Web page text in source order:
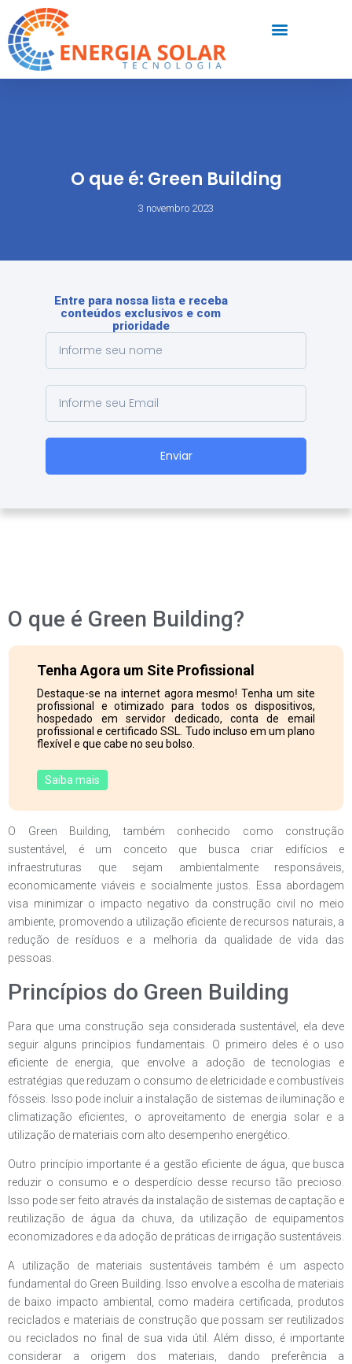
O que é: Green Building
3 novembro 2023
Enviar
Entre para nossa lista e receba
conteúdos exclusivos e com
prioridade
O que é Green Building?
Tenha Agora um Site Profissional
Destaque-se na internet agora mesmo! Tenha um site
profissional e otimizado para todos os dispositivos,
hospedado em servidor dedicado, conta de email
profissional e certificado SSL. Tudo incluso em um plano
flexível e que cabe no seu bolso.
Saiba mais
O Green Building, também conhecido como construção
sustentável, é um conceito que busca criar edifícios e
infraestruturas que sejam ambientalmente responsáveis,
economicamente viáveis e socialmente justos. Essa abordagem
visa minimizar o impacto negativo da construção civil no meio
ambiente, promovendo a utilização eficiente de recursos naturais, a
redução de resíduos e a melhoria da qualidade de vida das
pessoas.
Princípios do Green Building
Para que uma construção seja considerada sustentável, ela deve
seguir alguns princípios fundamentais. O primeiro deles é o uso
eficiente de energia, que envolve a adoção de tecnologias e
estratégias que reduzam o consumo de eletricidade e combustíveis
fósseis. Isso pode incluir a instalação de sistemas de iluminação e
climatização eficientes, o aproveitamento de energia solar e a
utilização de materiais com alto desempenho energético.
Outro princípio importante é a gestão eficiente de água, que busca
reduzir o consumo e o desperdício desse recurso tão precioso.
Isso pode ser feito através da instalação de sistemas de captação e
reutilização de água da chuva, da utilização de equipamentos
economizadores e da adoção de práticas de irrigação sustentáveis.
A utilização de materiais sustentáveis também é um aspecto
fundamental do Green Building. Isso envolve a escolha de materiais
de baixo impacto ambiental, como madeira certificada, produtos
reciclados e materiais de construção que possam ser reutilizados
ou reciclados no final de sua vida útil. Além disso, é importante
considerar a origem dos materiais, dando preferência a